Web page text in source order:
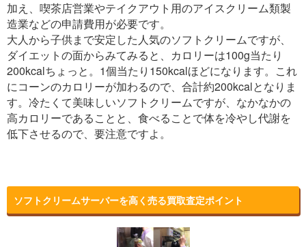
加え、喫茶店営業やテイクアウト用のアイスクリーム類製
造業などの申請費用が必要です。
大人から子供まで安定した人気のソフトクリームですが、
ダイエットの面からみてみると、カロリーは100g当たり
200kcalちょっと。1個当たり150kcalほどになります。これ
にコーンのカロリーが加わるので、合計約200kcalとなりま
す。冷たくて美味しいソフトクリームですが、なかなかの
高カロリーであることと、食べることで体を冷やし代謝を
低下させるので、要注意ですよ。
ソフトクリームサーバーを高く売る買取査定ポイント